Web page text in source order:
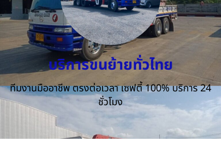
บริการขนย้ายทั่วไทย
ทีมงานมืออาชีพ ตรงต่อเวลา เซฟตี้ 100% บริการ 24
ชั่วโมง